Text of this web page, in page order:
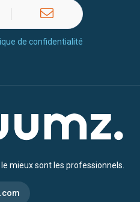
de confidentialité
mieux sont les professionnels.